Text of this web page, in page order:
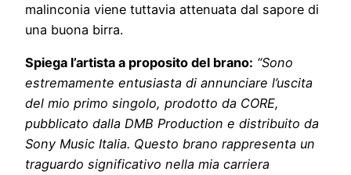
malinconia viene tuttavia attenuata dal sapore di
una buona birra.
Spiega l’artista a proposito del brano: “Sono
estremamente entusiasta di annunciare l’uscita
del mio primo singolo, prodotto da CORE,
pubblicato dalla DMB Production e distribuito da
Sony Music Italia. Questo brano rappresenta un
traguardo significativo nella mia carriera